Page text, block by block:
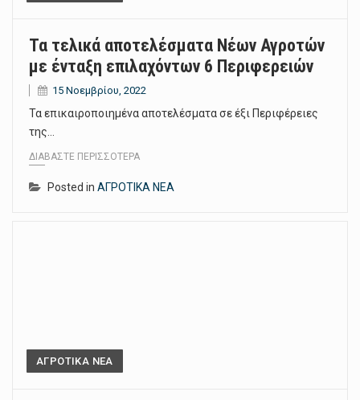
Τα τελικά αποτελέσµατα Νέων Αγροτών
με ένταξη επιλαχόντων 6 Περιφερειών
15 Νοεμβρίου, 2022
Τα επικαιροποιηµένα αποτελέσµατα σε έξι Περιφέρειες
της…
ΔΙΑΒΆΣΤΕ ΠΕΡΙΣΣΌΤΕΡΑ
Posted in ΑΓΡΟΤΙΚΑ ΝΕΑ
ΑΓΡΟΤΙΚΑ ΝΕΑ